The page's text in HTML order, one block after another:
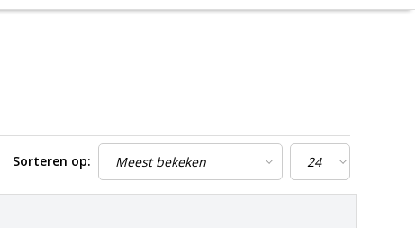
Sorteren op: